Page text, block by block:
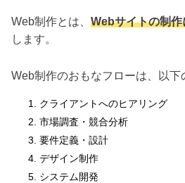
Web制作とは、 Webサイトの制
します。
Web制作のおもなフローは、以下
クライアントへのヒアリング
市場調査・競合分析
要件定義・設計
デザイン制作
システム開発